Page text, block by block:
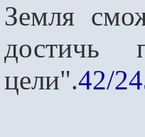
Земля
достичь
цели".42/